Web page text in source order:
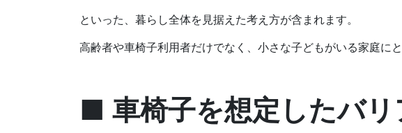
といった、暮らし全体を見据えた考え方が含まれます。
高齢者や車椅子利用者だけでなく、小さな子どもがいる家庭に
■ 車椅子を想定したバ